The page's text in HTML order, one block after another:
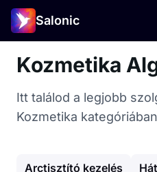
Salonic
Kozmetika
Itt találod a legjobb
Kozmetika
Arctisztító kezelés